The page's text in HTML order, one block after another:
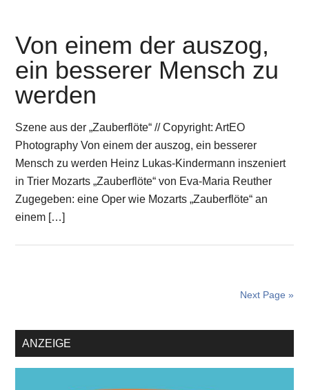
Von einem der auszog,
ein besserer Mensch zu
werden
Szene aus der „Zauberflöte“ // Copyright: ArtEO
Photography Von einem der auszog, ein besserer
Mensch zu werden Heinz Lukas-Kindermann inszeniert
in Trier Mozarts „Zauberflöte“ von Eva-Maria Reuther
Zugegeben: eine Oper wie Mozarts „Zauberflöte“ an
einem […]
Next Page »
Primary
Sidebar
ANZEIGE